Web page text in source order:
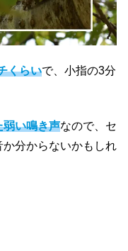
くらいで、小指の3分
弱い鳴き声なので、セ
か分からないかもしれ